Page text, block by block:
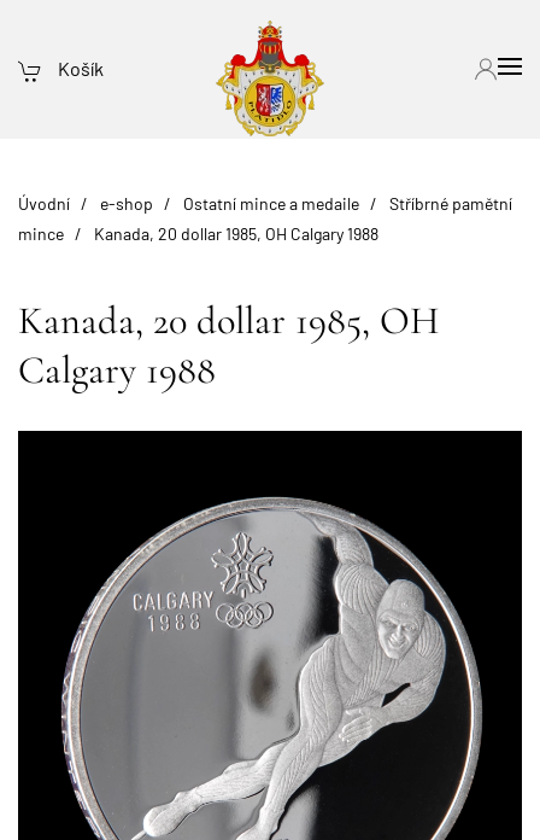
Košík
Úvodní e-shop Ostatní mince a medaile
Stříbrné pamětní
mince
Kanada, 20 dollar 1985, OH Calgary 1988
Kanada, 20 dollar 1985, OH
Calgary 1988